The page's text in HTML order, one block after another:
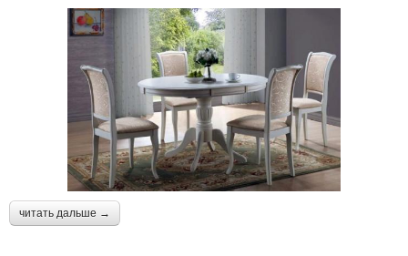
читать дальше →